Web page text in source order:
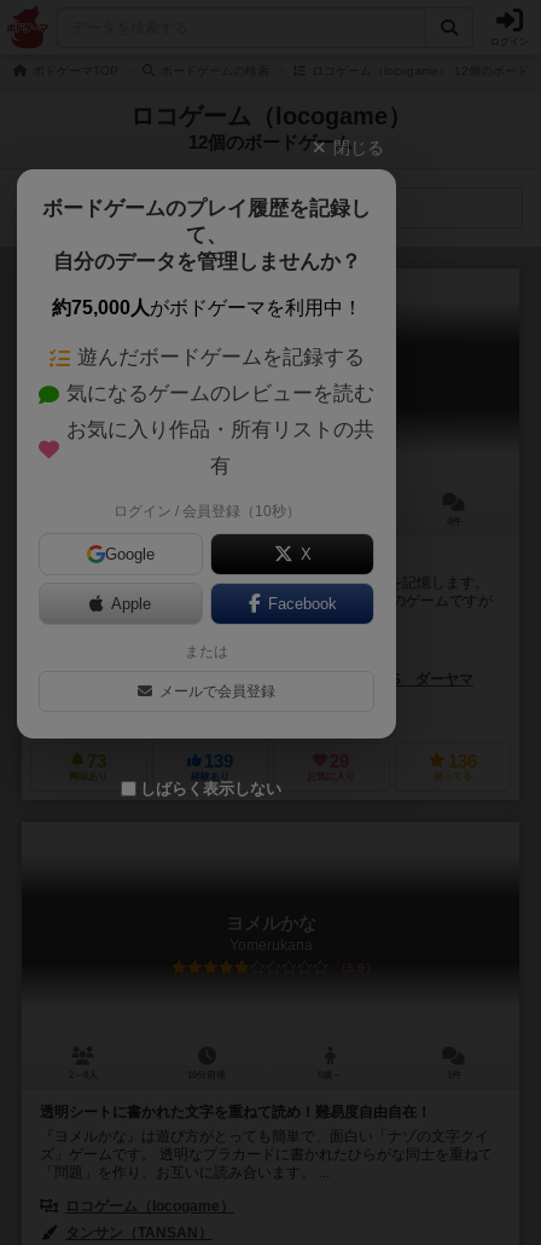
ロコゲーム（locogame）
12個のボードゲーム
検索メニュー
ダンジョンインメモリー
Dungeon In Memory
10～30分
頭の中に地図を描こう！
場に置かれる通路タイルを繋げて、ダンジョンの配置を記憶します。
マップが広がるのはあなたの頭の中です。 メモリー系のゲームですが
イラストや言葉ではなく道順を覚える...
ロコゲーム（locogame）
TOPECONHEROES ダーヤマ
73
興味あり
139
経験あり お気に入り
136
持ってる
ヨメルかな
Yomerukana
5.9
透明シートに書かれた文字を重ねて読め！難易度自由自在！
『ヨメルかな』は遊び方がとっても簡単で、面白い「ナゾの文字クイ
ズ」ゲームです。 透明なプラカードに書かれたひらがな同士を重ねて
「問題」を作り、お互いに読み合います。 ...
ロコゲーム（locogame）
タンサン（TANSAN）
閉じる
ボードゲームのプレイ履歴を記録し
て、
自分のデータを管理しませんか？
約75,000人がボドゲーマを利用中！
遊んだボードゲームを記録する
気になるゲームのレビューを読む
お気に入り作品・所有リストの共
有
ログイン / 会員登録（10秒）
Google X
Apple Facebook
または
メールで会員登録
しばらく表示しない